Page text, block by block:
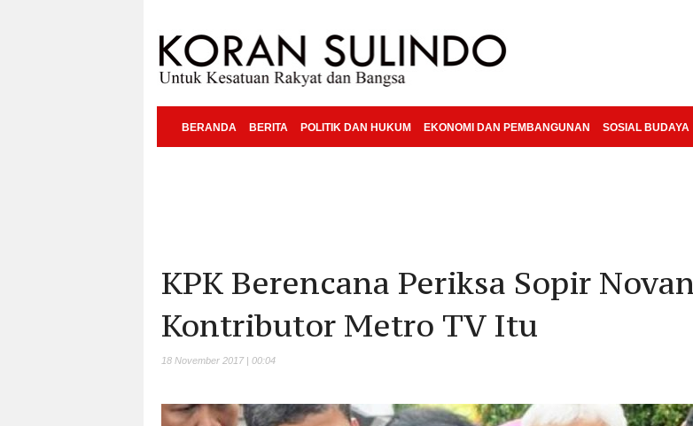
BERANDA BERITA POLITIK DAN HUKUM EKONOMI DAN PEMBANGUNAN SOSIAL BUDAYA
KPK Berencana Periksa Sopir
Kontributor Metro TV Itu
18 November 2017 | 00:04